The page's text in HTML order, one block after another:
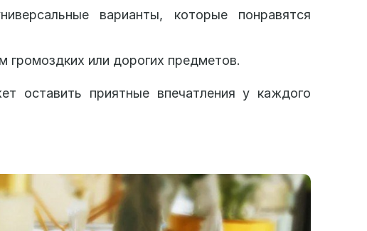
варианты, которые понравятся
громоздких или дорогих предметов.
оставить приятные впечатления у каждого